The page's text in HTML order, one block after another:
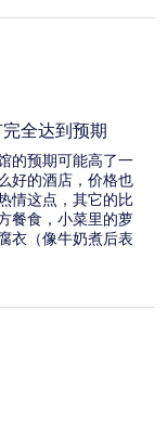
全达到预期
的预期可能高了一
好的酒店，价格也
情这点，其它的比
餐食，小菜里的萝
衣（像牛奶煮后表
和高级之分，所
三笠发音是米卡萨